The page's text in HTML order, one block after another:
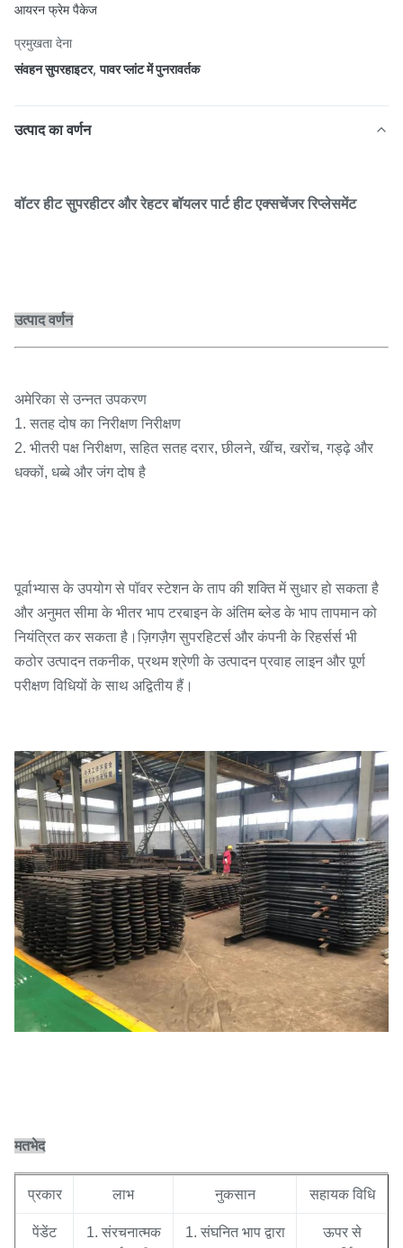
आयरन फ्रेम पैकेज
प्रमुखता देना
संवहन सुपरहाइटर,पावर प्लांट में पुनरावर्तक
उत्पाद का वर्णन
वॉटर हीट सुपरहीटर और रेहटर बॉयलर पार्ट हीट एक्सचेंजर रिप्लेसमेंट
उत्पाद वर्णन
अमेरिका से उन्नत उपकरण
1. सतह दोष का निरीक्षण निरीक्षण
2. भीतरी पक्ष निरीक्षण, सहित सतह दरार, छीलने, खींच, खरोंच, गड्ढ़े और
धक्कों, धब्बे और जंग दोष है
पूर्वाभ्यास के उपयोग से पॉवर स्टेशन के ताप की शक्ति में सुधार हो सकता है
और अनुमत सीमा के भीतर भाप टरबाइन के अंतिम ब्लेड के भाप तापमान को
नियंत्रित कर सकता है।ज़िगज़ैग सुपरहिटर्स और कंपनी के रिहर्सर्स भी
कठोर उत्पादन तकनीक, प्रथम श्रेणी के उत्पादन प्रवाह लाइन और पूर्ण
परीक्षण विधियों के साथ अद्वितीय हैं।
मतभेद
प्रकार लाभ नुकसान सहायक विधि
पेंडेंट
1. संरचनात्मक
1. संघनित भाप द्वारा
ऊपर से